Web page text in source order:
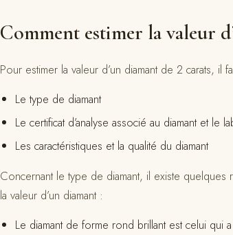
Comment estimer la valeur
Pour estimer la valeur d’un diamant de 2 carats, il
Le type de diamant
Le certificat d’analyse associé au diamant et le
Les caractéristiques et la qualité du diamant
Concernant le type de diamant, il existe
la valeur d’un diamant :
Le diamant de forme rond brillant est celui qui